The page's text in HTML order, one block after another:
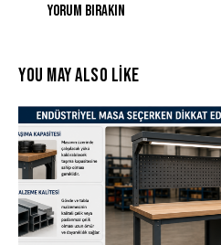
YOU MAY ALSO LIKE